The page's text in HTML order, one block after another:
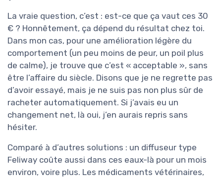
La vraie question, c’est : est-ce que ça vaut ces 30
€ ? Honnêtement, ça dépend du résultat chez toi.
Dans mon cas, pour une amélioration légère du
comportement (un peu moins de peur, un poil plus
de calme), je trouve que c’est « acceptable », sans
être l’affaire du siècle. Disons que je ne regrette pas
d’avoir essayé, mais je ne suis pas non plus sûr de
racheter automatiquement. Si j’avais eu un
changement net, là oui, j’en aurais repris sans
hésiter.
Comparé à d’autres solutions : un diffuseur type
Feliway coûte aussi dans ces eaux-là pour un mois
environ, voire plus. Les médicaments vétérinaires,